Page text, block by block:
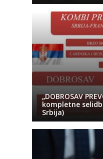
„DOBROSAV
kompletne
Srbija)